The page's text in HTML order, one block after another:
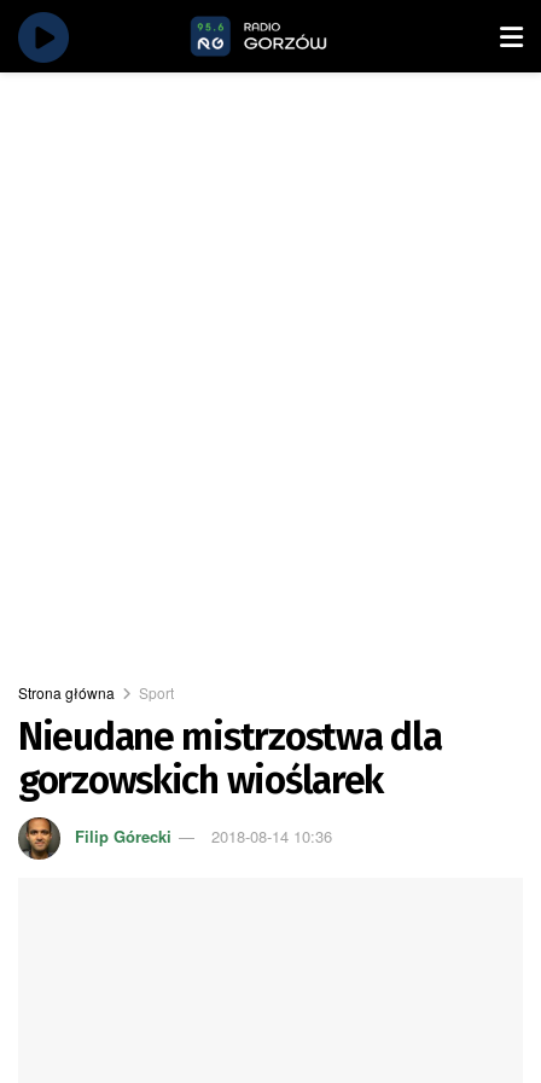
Strona główna Sport
Nieudane mistrzostwa dla
gorzowskich wioślarek
Filip Górecki 2018-08-14 10:36